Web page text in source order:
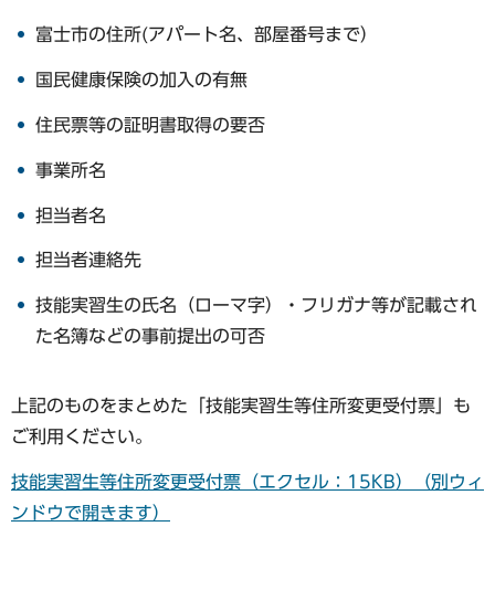
富士市の住所(アパート名、部屋番号まで）
国民健康保険の加入の有無
住民票等の証明書取得の要否
事業所名
担当者名
担当者連絡先
技能実習生の氏名（ローマ字）・フリガナ等が記載され
た名簿などの事前提出の可否
上記のものをまとめた「技能実習生等住所変更受付票」も
ご利用ください。
技能実習生等住所変更受付票（エクセル：15KB）（別ウィ
ンドウで開きます）